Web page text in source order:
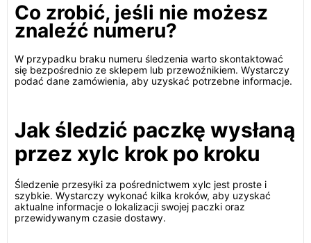
Co zrobić, jeśli nie możesz
znaleźć numeru?
W przypadku braku numeru śledzenia warto skontaktować
się bezpośrednio ze sklepem lub przewoźnikiem. Wystarczy
podać dane zamówienia, aby uzyskać potrzebne informacje.
Jak śledzić paczkę wysłaną
przez xylc krok po kroku
Śledzenie przesyłki za pośrednictwem xylc jest proste i
szybkie. Wystarczy wykonać kilka kroków, aby uzyskać
aktualne informacje o lokalizacji swojej paczki oraz
przewidywanym czasie dostawy.